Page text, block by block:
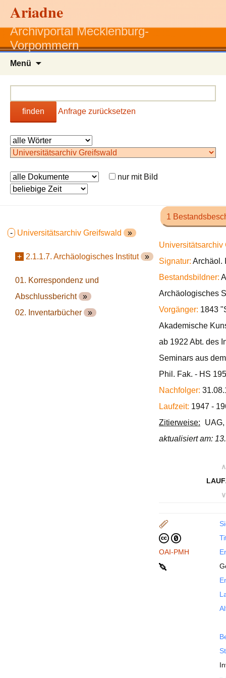
Ariadne
Archivportal Mecklenburg-
Vorpommern
Menü
finden Anfrage zurücksetzen
nur mit Bild
- Universitätsarchiv Greifswald »
+ 2.1.1.7. Archäologisches Institut »
01. Korrespondenz und
Abschlussbericht »
02. Inventarbücher »
1
Signatur: Archäol.
Bestandsbildner:
Archäologisches
Vorgänger: 1843
Akademische
ab 1922 Abt. des
Seminars aus
Phil. Fak. - HS
Nachfolger:
Laufzeit: 1947 -
Zitierweise:
aktualisiert am:
∧
∨
OAI-PMH